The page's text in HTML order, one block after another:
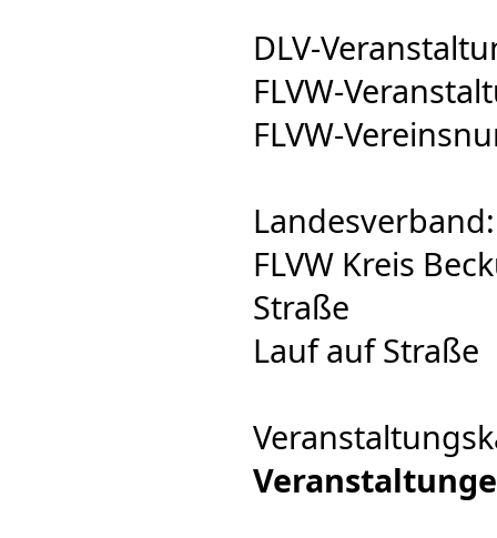
DLV-
FLVW-
FLVW-
FLVW Kreis
Straße
Lauf auf Straße